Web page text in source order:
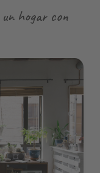
hogar con